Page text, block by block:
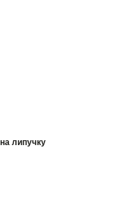
липучку